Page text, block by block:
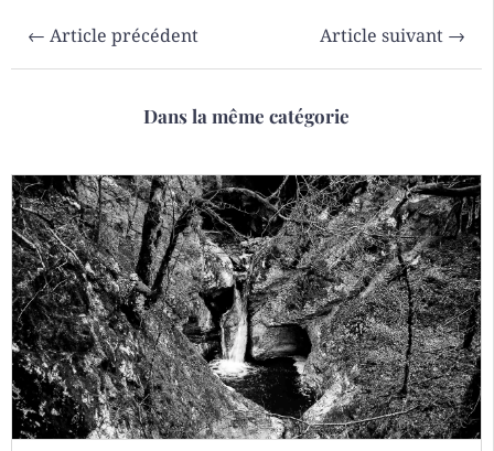
← Article précédent Article suivant →
Dans la même catégorie